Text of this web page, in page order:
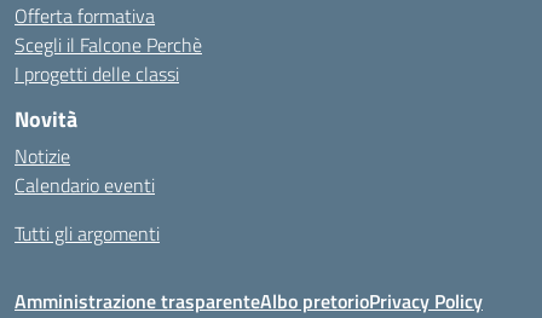
Offerta formativa
Scegli il Falcone Perchè
I progetti delle classi
Novità
Notizie
Calendario eventi
Tutti gli argomenti
Amministrazione trasparenteAlbo pretorioPrivacy Policy